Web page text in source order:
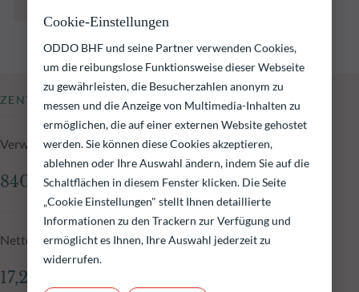
ZENTRALE KENNZAHLEN
Verwaltetes Fondsvolumen zum 05.08.2026
840,95 Mio.€
Nettoinventarwert zum 05.08.2026
17,25 €
Cookie-Einstellungen
ODDO BHF und seine Partner verwenden Cookies,
um die reibungslose Funktionsweise dieser Webseite
zu gewährleisten, die Besucherzahlen anonym zu
messen und die Anzeige von Multimedia-Inhalten zu
ermöglichen, die auf einer externen Website gehostet
werden. Sie können diese Cookies akzeptieren,
ablehnen oder Ihre Auswahl ändern, indem Sie auf die
Schaltflächen in diesem Fenster klicken. Die Seite
„Cookie Einstellungen" stellt Ihnen detaillierte
Informationen zu den Trackern zur Verfügung und
ermöglicht es Ihnen, Ihre Auswahl jederzeit zu
widerrufen.